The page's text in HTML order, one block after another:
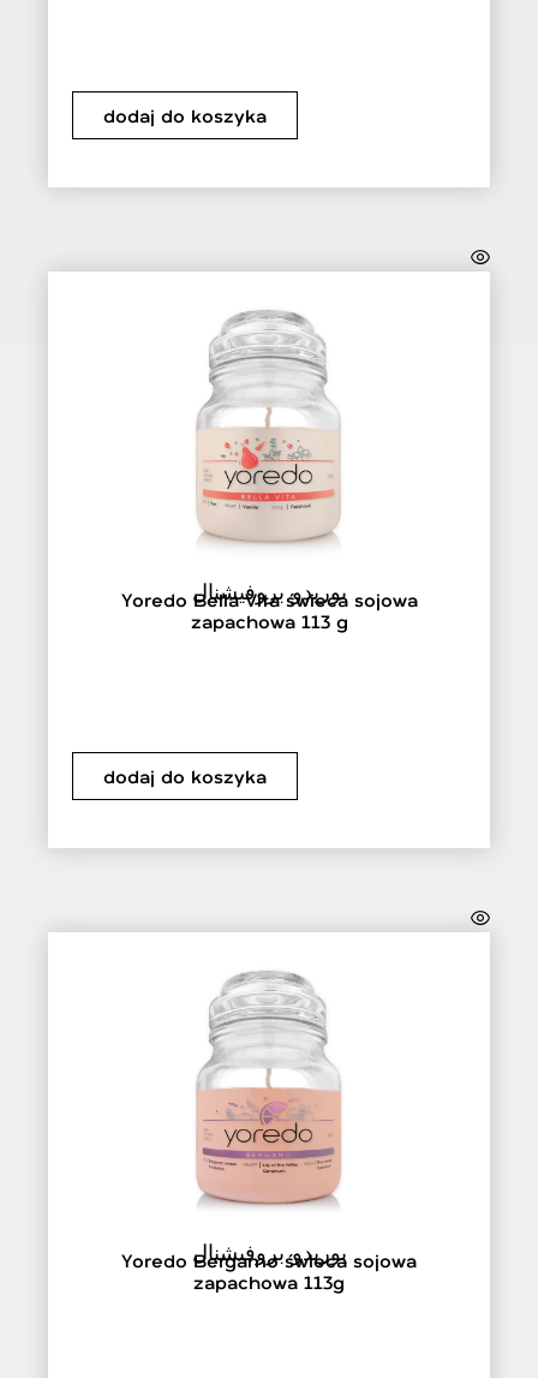
dodaj do koszyka
يوريدو بروفيشنال
Yoredo Bella Vita świeca sojowa
zapachowa 113 g
dodaj do koszyka
يوريدو بروفيشنال
Yoredo Bergamo świeca sojowa
zapachowa 113g